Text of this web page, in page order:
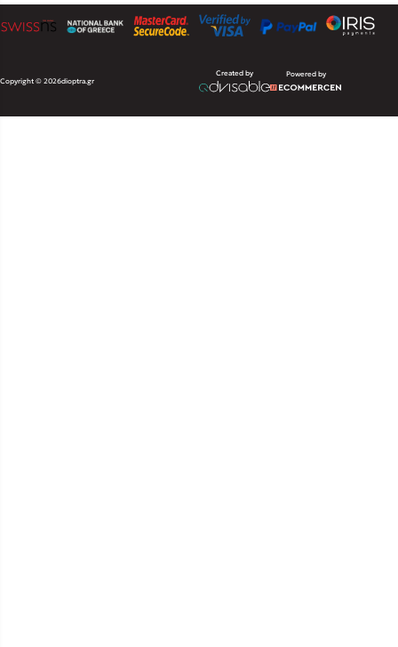
Copyright © 2026dioptra.gr
Created by Powered by